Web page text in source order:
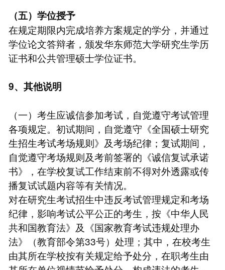
（五）学位授予
在规定期限内完成培养方案规定的学分，并通过
学位论文答辩者，颁发华东师范大学研究生学历
证书和公共管理硕士学位证书。
9、其他说明
（一）考生应诚信参加考试，自觉遵守考试管理
各项规定。初试期间，自觉遵守《全国硕士研究
生招生考试考场规则》及考场纪律；复试期间，
自觉遵守考场规则及考前签署的《诚信复试承诺
书》，在学校复试工作结束前不得对外透露或传
播复试试题内容等有关情况。
对在研究生考试招生中违反考试管理规定和考场
纪律，影响考试公平公正的考生，按《中华人民
共和国教育法》及《国家教育考试违规处理办
法》（教育部令第33号）处理；其中，在校考生
由其所在学校按有关规定给予处分，在职考生由